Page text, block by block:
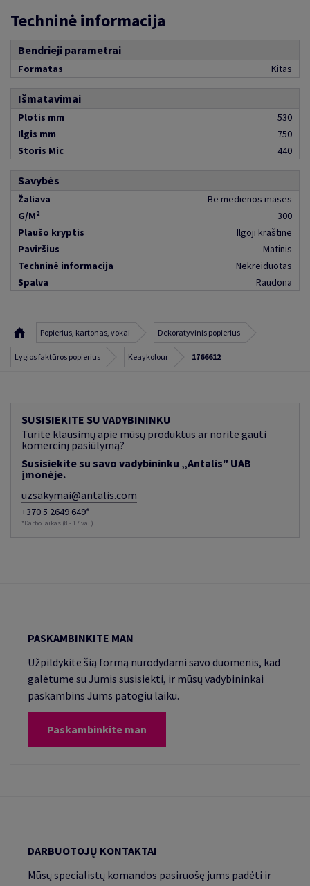
Techninė informacija
Bendrieji parametrai
Formatas Kitas
Išmatavimai
Plotis mm
530
Ilgis mm
750
Storis Mic
440
Savybės
Žaliava
Be medienos masės
G/M²
300
Plaušo kryptis
Ilgoji kraštinė
Paviršius
Matinis
Techninė informacija
Nekreiduotas
Spalva
Raudona
Popierius, kartonas, vokai Dekoratyvinis popierius
Lygios faktūros popierius Keaykolour 1766612
SUSISIEKITE SU VADYBININKU
Turite klausimų apie mūsų produktus ar norite gauti
komercinį pasiūlymą?
Susisiekite su savo vadybininku „Antalis" UAB
įmonėje.
uzsakymai@antalis.com
+370 5 2649 649*
*Darbo laikas (8 - 17 val.)
PASKAMBINKITE MAN
Užpildykite šią formą nurodydami savo duomenis, kad
galėtume su Jumis susisiekti, ir mūsų vadybininkai
paskambins Jums patogiu laiku.
Paskambinkite man
DARBUOTOJŲ KONTAKTAI
Mūsų specialistų komandos pasiruošę jums padėti ir